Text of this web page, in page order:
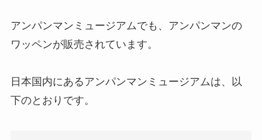
アンパンマンミュージアムでも、アンパンマンの
ワッペンが販売されています。
日本国内にあるアンパンマンミュージアムは、以
下のとおりです。